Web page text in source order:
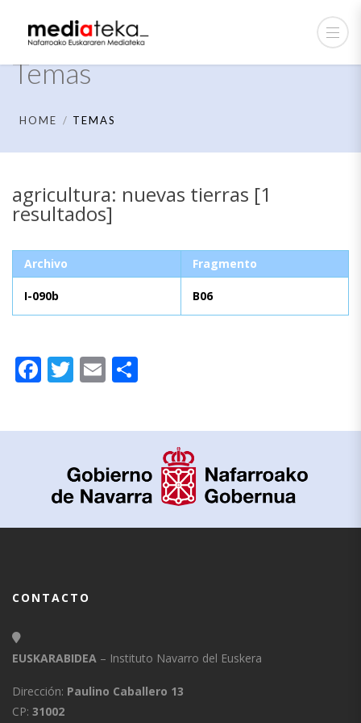
Temas
HOME TEMAS
agricultura: nuevas tierras [1
resultados]
Archivo Fragmento
I-090b B06
Facebook
Twitter
Email
CONTACTO
EUSKARABIDEA – Instituto Navarro del Euskera
Dirección: Paulino Caballero 13
CP: 31002